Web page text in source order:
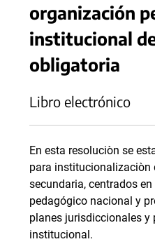
organización
institucional
obligatoria
Libro electrónico
En esta resoluciòn se
para institucionalizaciòn
secundaria, centrados
pedagógico nacional y
planes jurisdiccionales y
institucional.